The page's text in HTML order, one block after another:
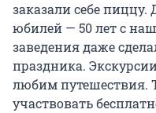
заказали себе
юбилей — 50 лет с
заведения даже
праздника.
любим путешествия.
участвовать